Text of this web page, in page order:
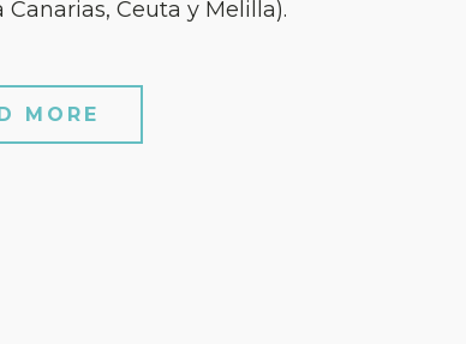
Canarias, Ceuta y Melilla).
MORE